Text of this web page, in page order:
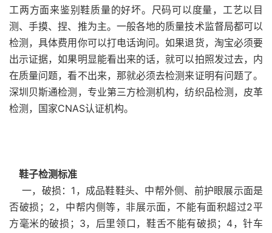
工两方面来鉴别鞋质量的好坏。尺码可以度量，工艺以目
测、手摸、捏、推为主。一般各地的质量技术监督局都可以
检测，具体费用你可以打电话询问。如果退货，淘宝必须要
出示证据，如果明显能看出来的话，就可以拍照发过去，内
在质量问题，看不出来，那就必须去检测来证明有问题了。
深圳贝斯通检测，专业第三方检测机构，纺织品检测，皮革
检测，国家CNAS认证机构。
鞋子检测标准
一，破损：1，成品鞋鞋头、中帮外侧、前护眼展示面是
否破损；2，中帮内侧等，非展示面，不能有面积超过2平
方毫米的破损；3，后里领口，鞋舌不能有破损；4，针车